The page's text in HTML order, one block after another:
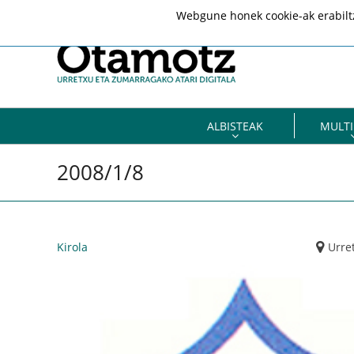
ALBISTEAK
2008/1/8
Kirola
Webgune honek cookie-ak